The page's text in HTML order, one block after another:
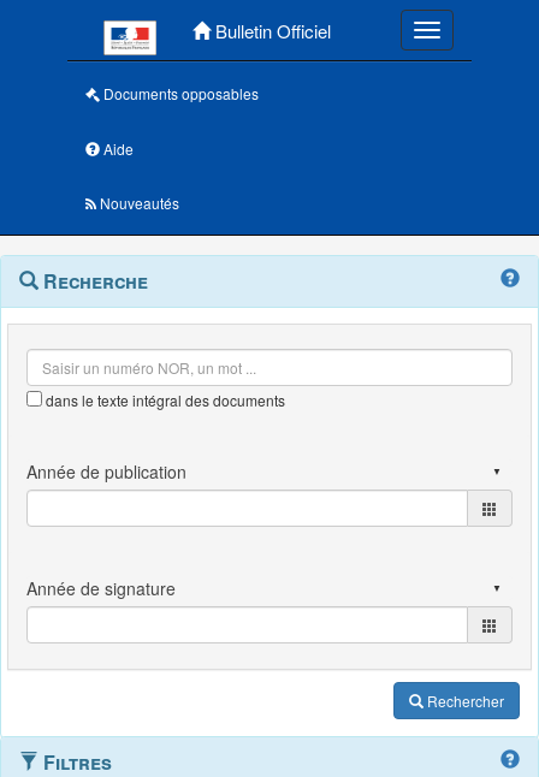
Bulletin Officiel Toggle
Documents opposables
Aide
Nouveautés
Navigation
outils
Menu
contextuel
Recherche
dans le texte intégral des documents
Rechercher
Filtres